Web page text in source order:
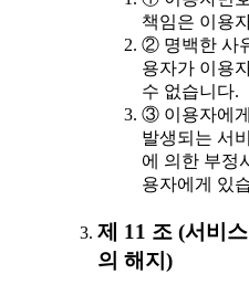
책임은 이용
② 명백한 사
용자가 이용
수 없습니다.
③ 이용자에
발생되는 서
에 의한 부정
용자에게 있
제 11 조 (서비
의 해지)